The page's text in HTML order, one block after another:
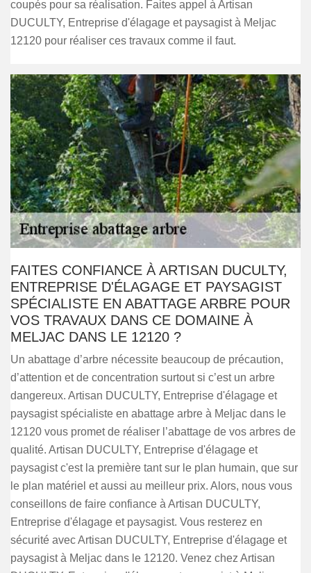
coupés pour sa réalisation. Faites appel à Artisan
DUCULTY, Entreprise d'élagage et paysagist à Meljac
12120 pour réaliser ces travaux comme il faut.
FAITES CONFIANCE À ARTISAN DUCULTY,
ENTREPRISE D'ÉLAGAGE ET PAYSAGIST
SPÉCIALISTE EN ABATTAGE ARBRE POUR
VOS TRAVAUX DANS CE DOMAINE À
MELJAC DANS LE 12120 ?
Un abattage d’arbre nécessite beaucoup de précaution,
d’attention et de concentration surtout si c’est un arbre
dangereux. Artisan DUCULTY, Entreprise d'élagage et
paysagist spécialiste en abattage arbre à Meljac dans le
12120 vous promet de réaliser l’abattage de vos arbres de
qualité. Artisan DUCULTY, Entreprise d'élagage et
paysagist c'est la première tant sur le plan humain, que sur
le plan matériel et aussi au meilleur prix. Alors, nous vous
conseillons de faire confiance à Artisan DUCULTY,
Entreprise d'élagage et paysagist. Vous resterez en
sécurité avec Artisan DUCULTY, Entreprise d'élagage et
paysagist à Meljac dans le 12120. Venez chez Artisan